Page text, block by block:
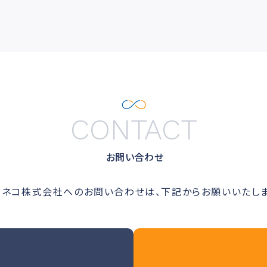
CONTACT
お問い合わせ
コ株式会社へのお問い合わせは、下記からお願いいたし